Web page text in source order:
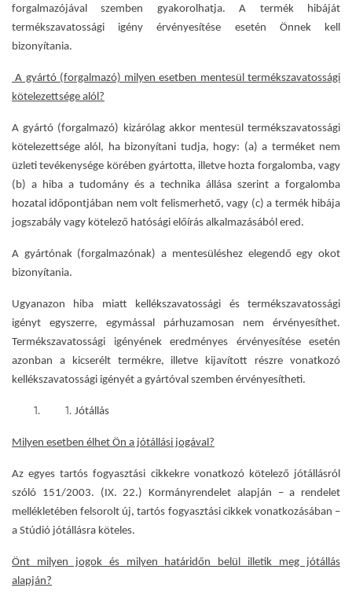
forgalmazójával szemben gyakorolhatja. A termék hibáját
termékszavatossági igény érvényesítése esetén Önnek kell
bizonyítania.
A gyártó (forgalmazó) milyen esetben mentesül termékszavatossági
kötelezettsége alól?
A gyártó (forgalmazó) kizárólag akkor mentesül termékszavatossági
kötelezettsége alól, ha bizonyítani tudja, hogy: (a) a terméket nem
üzleti tevékenysége körében gyártotta, illetve hozta forgalomba, vagy
(b) a hiba a tudomány és a technika állása szerint a forgalomba
hozatal időpontjában nem volt felismerhető, vagy (c) a termék hibája
jogszabály vagy kötelező hatósági előírás alkalmazásából ered.
A gyártónak (forgalmazónak) a mentesüléshez elegendő egy okot
bizonyítania.
Ugyanazon hiba miatt kellékszavatossági és termékszavatossági
igényt egyszerre, egymással párhuzamosan nem érvényesíthet.
Termékszavatossági igényének eredményes érvényesítése esetén
azonban a kicserélt termékre, illetve kijavított részre vonatkozó
kellékszavatossági igényét a gyártóval szemben érvényesítheti.
Jótállás
Milyen esetben élhet Ön a jótállási jogával?
Az egyes tartós fogyasztási cikkekre vonatkozó kötelező jótállásról
szóló 151/2003. (IX. 22.) Kormányrendelet alapján – a rendelet
mellékletében felsorolt új, tartós fogyasztási cikkek vonatkozásában –
a Stúdió jótállásra köteles.
Önt milyen jogok és milyen határidőn belül illetik meg jótállás
alapján?